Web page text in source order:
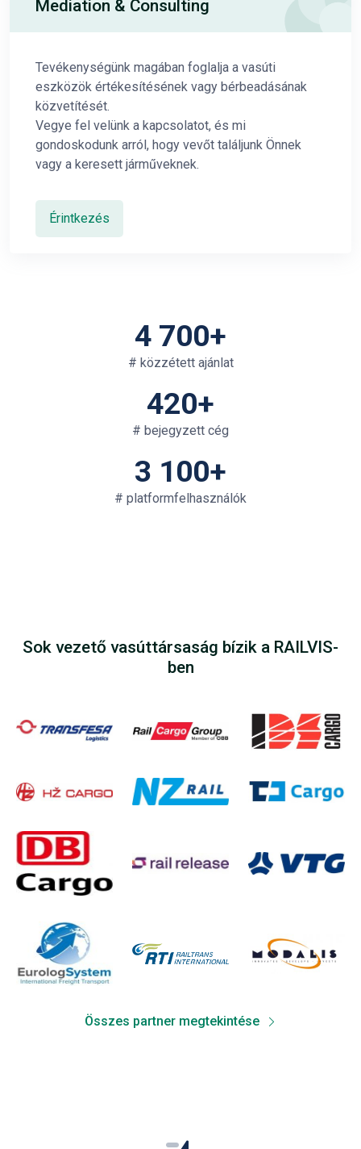
Mediation & Consulting
Tevékenységünk magában foglalja a vasúti
eszközök értékesítésének vagy bérbeadásának
közvetítését.
Vegye fel velünk a kapcsolatot, és mi
gondoskodunk arról, hogy vevőt találjunk Önnek
vagy a keresett járműveknek.
Érintkezés
4 700+
# közzétett ajánlat
420+
# bejegyzett cég
3 100+
# platformfelhasználók
Sok vezető vasúttársaság bízik a RAILVIS-
ben
Összes partner megtekintése